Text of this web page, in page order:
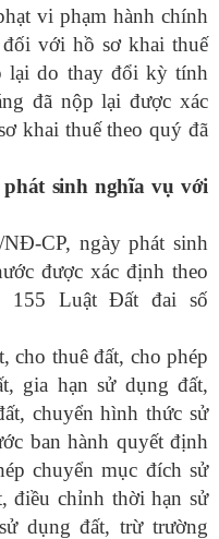
vi phạm hành chính
với hồ sơ khai thuế
lại do thay đổi kỳ tính
đã nộp lại được xác
khai thuế theo quý đã
sinh nghĩa vụ với
CP, ngày phát sinh
được xác định theo
Luật Đất đai số
cho thuê đất, cho phép
gia hạn sử dụng đất,
chuyển hình thức sử
ban hành quyết định
chuyển mục đích sử
điều chỉnh thời hạn sử
dụng đất, trừ trường